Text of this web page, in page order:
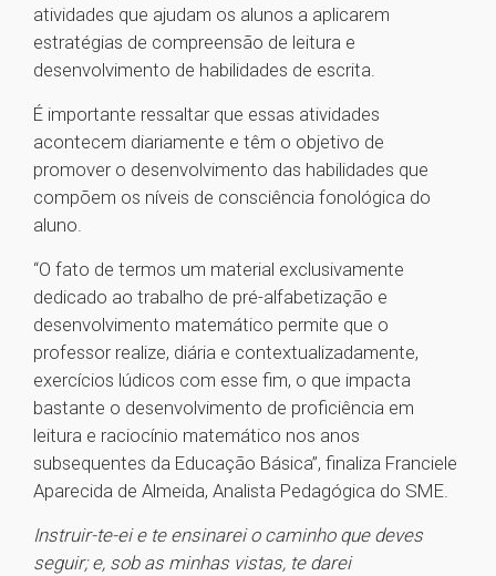
atividades que ajudam os alunos a aplicarem
estratégias de compreensão de leitura e
desenvolvimento de habilidades de escrita.
É importante ressaltar que essas atividades
acontecem diariamente e têm o objetivo de
promover o desenvolvimento das habilidades que
compõem os níveis de consciência fonológica do
aluno.
“O fato de termos um material exclusivamente
dedicado ao trabalho de pré-alfabetização e
desenvolvimento matemático permite que o
professor realize, diária e contextualizadamente,
exercícios lúdicos com esse fim, o que impacta
bastante o desenvolvimento de proficiência em
leitura e raciocínio matemático nos anos
subsequentes da Educação Básica”, finaliza Franciele
Aparecida de Almeida, Analista Pedagógica do SME.
Instruir-te-ei e te ensinarei o caminho que deves
seguir; e, sob as minhas vistas, te darei